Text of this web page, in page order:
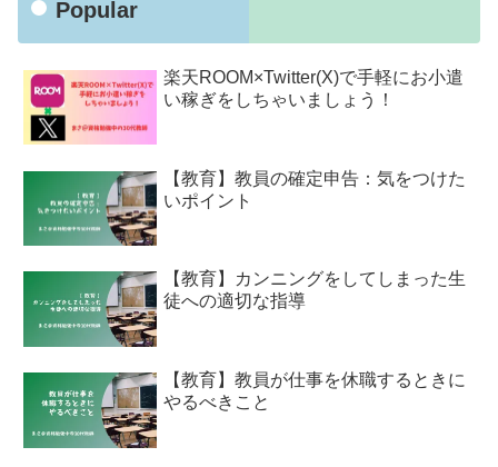
Popular
楽天ROOM×Twitter(X)で手軽にお小遣
い稼ぎをしちゃいましょう！
【教育】教員の確定申告：気をつけた
いポイント
【教育】カンニングをしてしまった生
徒への適切な指導
【教育】教員が仕事を休職するときに
やるべきこと